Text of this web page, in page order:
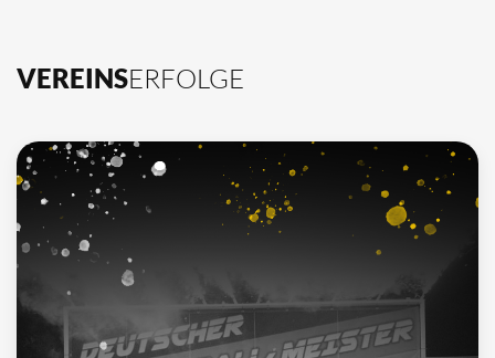
VEREINSERFOLGE